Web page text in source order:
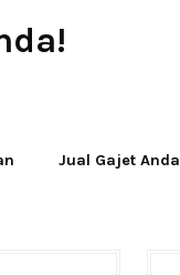
Jual Gajet Anda